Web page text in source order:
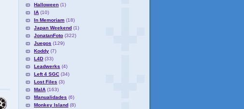
Halloween (1)
IA (10)
In Memoriam (18)
Japan Weekend (1)
JonatanFoto (322)
Juegos (129)
Koddy (7)
L4D (33)
Leadwerks (4)
Left 4 SGC (34)
Lost Files (3)
MaIA (163)
Manualidades (6)
Monkey Island (8)